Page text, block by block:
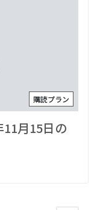
購読プラン
11月15日の